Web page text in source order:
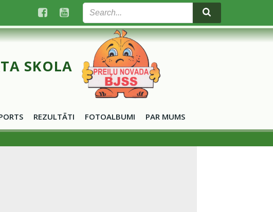
SKOLA
REZULTĀTI FOTOALBUMI PAR MUMS